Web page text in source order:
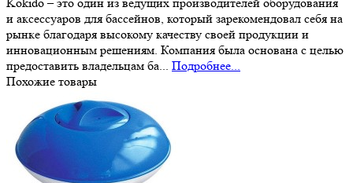
и аксессуаров для бассейнов, который зарекомендовал себя на
рынке благодаря высокому качеству своей продукции и
инновационным решениям. Компания была основана с целью
предоставить владельцам ба... Подробнее...
Похожие товары